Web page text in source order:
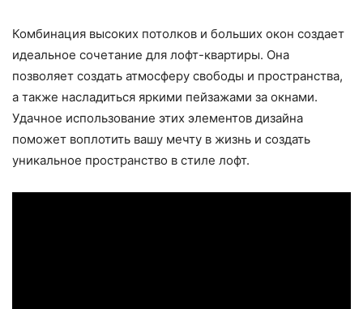
Комбинация высоких потолков и больших окон создает
идеальное сочетание для лофт-квартиры. Она
позволяет создать атмосферу свободы и пространства,
а также насладиться яркими пейзажами за окнами.
Удачное использование этих элементов дизайна
поможет воплотить вашу мечту в жизнь и создать
уникальное пространство в стиле лофт.